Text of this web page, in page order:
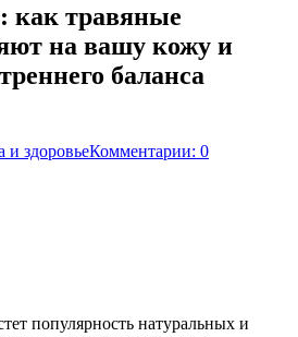
как травяные
на вашу кожу и
баланса
и здоровьеКомментарии: 0
популярность натуральных и